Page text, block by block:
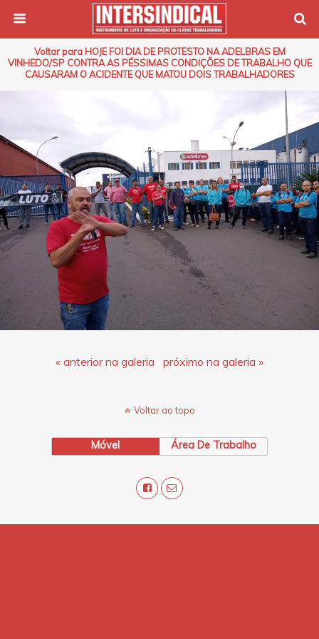
Voltar para HOJE FOI DIA DE PROTESTO NA ADELBRAS EM
VINHEDO/SP CONTRA AS PÉSSIMAS CONDIÇÕES DE TRABALHO QUE
CAUSARAM O ACIDENTE QUE MATOU DOIS TRABALHADORES
« anterior na galeria próximo na galeria »
Voltar ao topo
Móvel Área De Trabalho